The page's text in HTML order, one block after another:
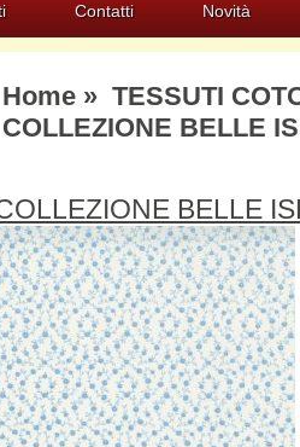
Contatti Novità
Home» TESSUTI
COLLEZIONE BELLE
BELLE